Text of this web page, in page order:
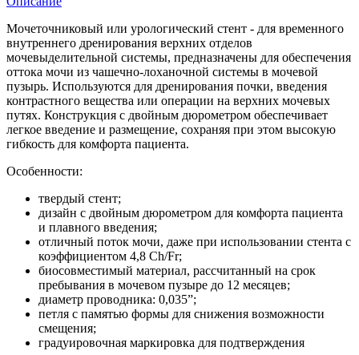
Мочеточниковый или урологический стент - для временного
внутреннего дренирования верхних отделов
мочевыделительной системы, предназначены для обеспечения
оттока мочи из чашечно-лоханочной системы в мочевой
пузырь. Используются для дренирования почки, введения
контрастного вещества или операции на верхних мочевых
путях. Конструкция с двойным дюрометром обеспечивает
легкое введение и размещение, сохраняя при этом высокую
гибкость для комфорта пациента.
Особенности:
твердый стент;
дизайн с двойным дюрометром для комфорта пациента
и плавного введения;
отличный поток мочи, даже при использовании стента с
коэффициентом 4,8 Ch/Fr;
биосовместимый материал, рассчитанный на срок
пребывания в мочевом пузыре до 12 месяцев;
диаметр проводника: 0,035”;
петля с памятью формы для снижения возможности
смещения;
градуировочная маркировка для подтверждения